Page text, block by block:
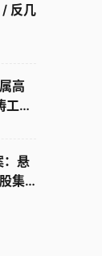
反几
高
工作
：悬
集